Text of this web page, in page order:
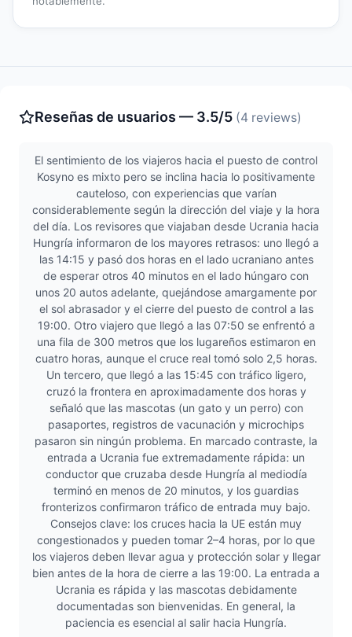
Reseñas de usuarios — 3.5/5 (4 reviews)
El sentimiento de los viajeros hacia el puesto de control
Kosyno es mixto pero se inclina hacia lo positivamente
cauteloso, con experiencias que varían
considerablemente según la dirección del viaje y la hora
del día. Los revisores que viajaban desde Ucrania hacia
Hungría informaron de los mayores retrasos: uno llegó a
las 14:15 y pasó dos horas en el lado ucraniano antes
de esperar otros 40 minutos en el lado húngaro con
unos 20 autos adelante, quejándose amargamente por
el sol abrasador y el cierre del puesto de control a las
19:00. Otro viajero que llegó a las 07:50 se enfrentó a
una fila de 300 metros que los lugareños estimaron en
cuatro horas, aunque el cruce real tomó solo 2,5 horas.
Un tercero, que llegó a las 15:45 con tráfico ligero,
cruzó la frontera en aproximadamente dos horas y
señaló que las mascotas (un gato y un perro) con
pasaportes, registros de vacunación y microchips
pasaron sin ningún problema. En marcado contraste, la
entrada a Ucrania fue extremadamente rápida: un
conductor que cruzaba desde Hungría al mediodía
terminó en menos de 20 minutos, y los guardias
fronterizos confirmaron tráfico de entrada muy bajo.
Consejos clave: los cruces hacia la UE están muy
congestionados y pueden tomar 2–4 horas, por lo que
los viajeros deben llevar agua y protección solar y llegar
bien antes de la hora de cierre a las 19:00. La entrada a
Ucrania es rápida y las mascotas debidamente
documentadas son bienvenidas. En general, la
paciencia es esencial al salir hacia Hungría.